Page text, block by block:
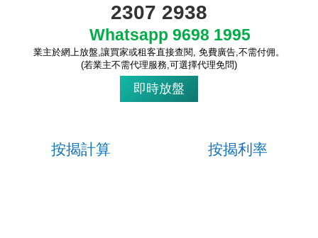
2307 2938
Whatsapp 9698 1995
業主於網上放盤,讓買家或租客直接查閱, 免費廣告,不需付佣。
(若業主不需代理服務,可選擇代理免問)
即時放盤
按揭計算 按揭利率